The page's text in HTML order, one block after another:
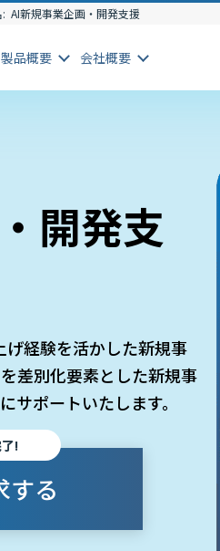
AI新規事業企画・開発支援
製品概要 会社概要
開発支
経験を活かした新規事
差別化要素とした新規事
サポートいたします。
!
する